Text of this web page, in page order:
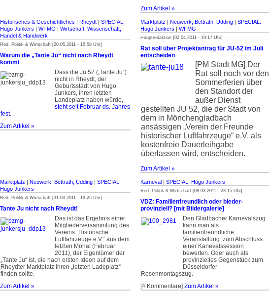
Zum Artikel »
Historisches & Geschichtliches | Rheydt | SPECIAL:
Hugo Junkers | WFMG | Wirtschaft, Wissenschaft,
Handel & Handwerk
Red. Politik & Wirtschaft [20.05.2011 - 15:58 Uhr]
Warum die „Tante Ju“ nicht nach Rheydt
kommt
Dass die Ju 52 („Tante Ju“)
nicht in Rheydt, der
Geburtsstadt von Hugo
Junkers, ihren letzten
Landeplatz haben würde,
steht seit Februar ds. Jahres
fest.
Zum Artikel »
Marktplatz | Neuwerk, Bettrath, Üdding | SPECIAL:
Hugo Junkers | WFMG
Hauptredaktion [02.04.2011 - 19:17 Uhr]
Rat soll über Projektantrag für JU-52 im Juli
entscheiden
[PM Stadt MG] Der
Rat soll noch vor den
Sommerferien über
den Standort der
außer Dienst
gestellten JU 52, die der Stadt von
dem in Mönchengladbach
ansässigen „Verein der Freunde
historischer Luftfahrzeuge“ e.V. als
kostenfreie Dauerleihgabe
überlassen wird, entscheiden.
Zum Artikel »
Marktplatz | Neuwerk, Bettrath, Üdding | SPECIAL:
Hugo Junkers
Red. Politik & Wirtschaft [31.03.2011 - 19:25 Uhr]
Tante Ju nicht nach Rheydt!
Das ist das Ergebnis einer
Mitgliederversammlung des
Vereins „Historische
Luftfahrzeuge e.V.“ aus dem
letzten Monat (Februar
2011), der Eigentümer der
„Tante Ju“ ist, die nach ersten Ideen auf dem
Rheydter Marktplatz ihren „letzten Ladeplatz“
finden sollte.
Zum Artikel »
Karneval | SPECIAL: Hugo Junkers
Red. Politik & Wirtschaft [08.03.2011 - 23:15 Uhr]
VDZ: Familienfreundlich oder bieder-
provinziell? [mit Bildergalerie]
Den Gladbacher Karnevalszug
kann man als
familienfreundliche
Veranstaltung zum Abschluss
einer Kanevalssession
bewerten. Oder auch als
provinzielles Gegenstück zum
Düsseldorfer
Rosenmontagszug.
[4 Kommentare] Zum Artikel »